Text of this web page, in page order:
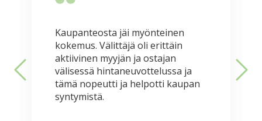
Kaupanteosta jäi myönteinen
kokemus. Välittäjä oli erittäin
aktiivinen myyjän ja ostajan
välisessä hintaneuvottelussa ja
tämä nopeutti ja helpotti kaupan
syntymistä.